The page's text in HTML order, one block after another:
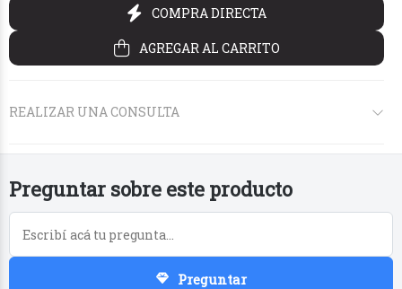
COMPRA DIRECTA
AGREGAR AL CARRITO
REALIZAR UNA CONSULTA
Preguntar sobre este producto
Preguntar